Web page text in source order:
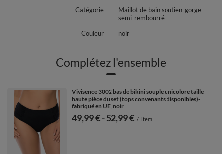
Catégorie
Maillot de bain soutien-gorge
semi-rembourré
Couleur
noir
Complétez l'ensemble
Vivisence 3002 bas de bikini souple unicolore taille
haute pièce du set (tops convenants disponibles)-
fabriqué en UE, noir
de
49,99 €-vers le bas
52,99 € / item